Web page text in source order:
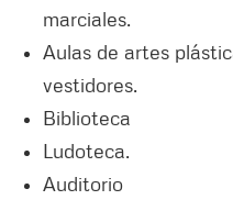
marciales.
Aulas de artes
vestidores.
Biblioteca
Ludoteca.
Auditorio